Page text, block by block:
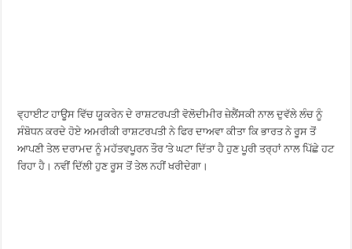
ਵ੍ਹਾਈਟ ਹਾਊਸ ਵਿੱਚ ਯੂਕਰੇਨ ਦੇ ਰਾਸ਼ਟਰਪਤੀ ਵੋਲੋਦੀਮੀਰ ਜ਼ੇਲੈਂਸਕੀ ਨਾਲ ਦੁਵੱਲੇ ਲੰਚ ਨੂੰ
ਸੰਬੋਧਨ ਕਰਦੇ ਹੋਏ ਅਮਰੀਕੀ ਰਾਸ਼ਟਰਪਤੀ ਨੇ ਫਿਰ ਦਾਅਵਾ ਕੀਤਾ ਕਿ ਭਾਰਤ ਨੇ ਰੂਸ ਤੋਂ
ਆਪਣੀ ਤੇਲ ਦਰਾਮਦ ਨੂੰ ਮਹੱਤਵਪੂਰਨ ਤੌਰ ’ਤੇ ਘਟਾ ਦਿੱਤਾ ਹੈ ਹੁਣ ਪੂਰੀ ਤਰ੍ਹਾਂ ਨਾਲ ਪਿੱਛੇ ਹਟ
ਰਿਹਾ ਹੈ। ਨਵੀਂ ਦਿੱਲੀ ਹੁਣ ਰੂਸ ਤੋਂ ਤੇਲ ਨਹੀਂ ਖਰੀਦੇਗਾ।